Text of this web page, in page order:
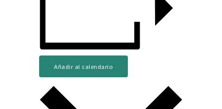
Añadir al calendario